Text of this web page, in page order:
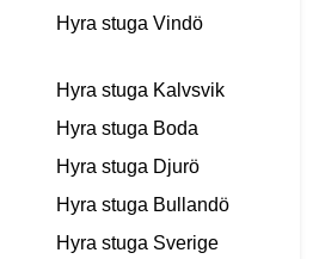
Hyra stuga Vindö
Hyra stuga Kalvsvik
Hyra stuga Boda
Hyra stuga Djurö
Hyra stuga Bullandö
Hyra stuga Sverige